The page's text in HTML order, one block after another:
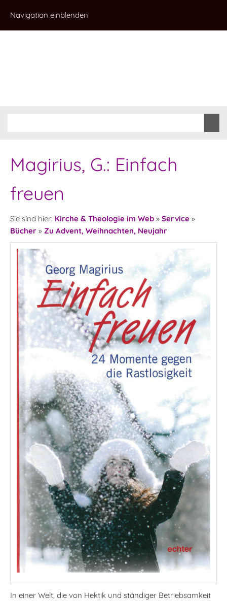
Navigation einblenden
Magirius, G.: Einfach
freuen
Sie sind hier: Kirche & Theologie im Web » Service »
Bücher » Zu Advent, Weihnachten, Neujahr
In einer Welt, die von Hektik und ständiger Betriebsamkeit